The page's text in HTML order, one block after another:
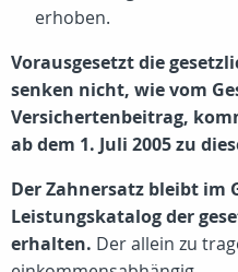
erhoben.
Vorausgesetzt die
senken nicht, wie vom
Versichertenbeitrag,
ab dem 1. Juli 2005 zu
Der Zahnersatz bleibt im
Leistungskatalog der
erhalten. Der allein zu